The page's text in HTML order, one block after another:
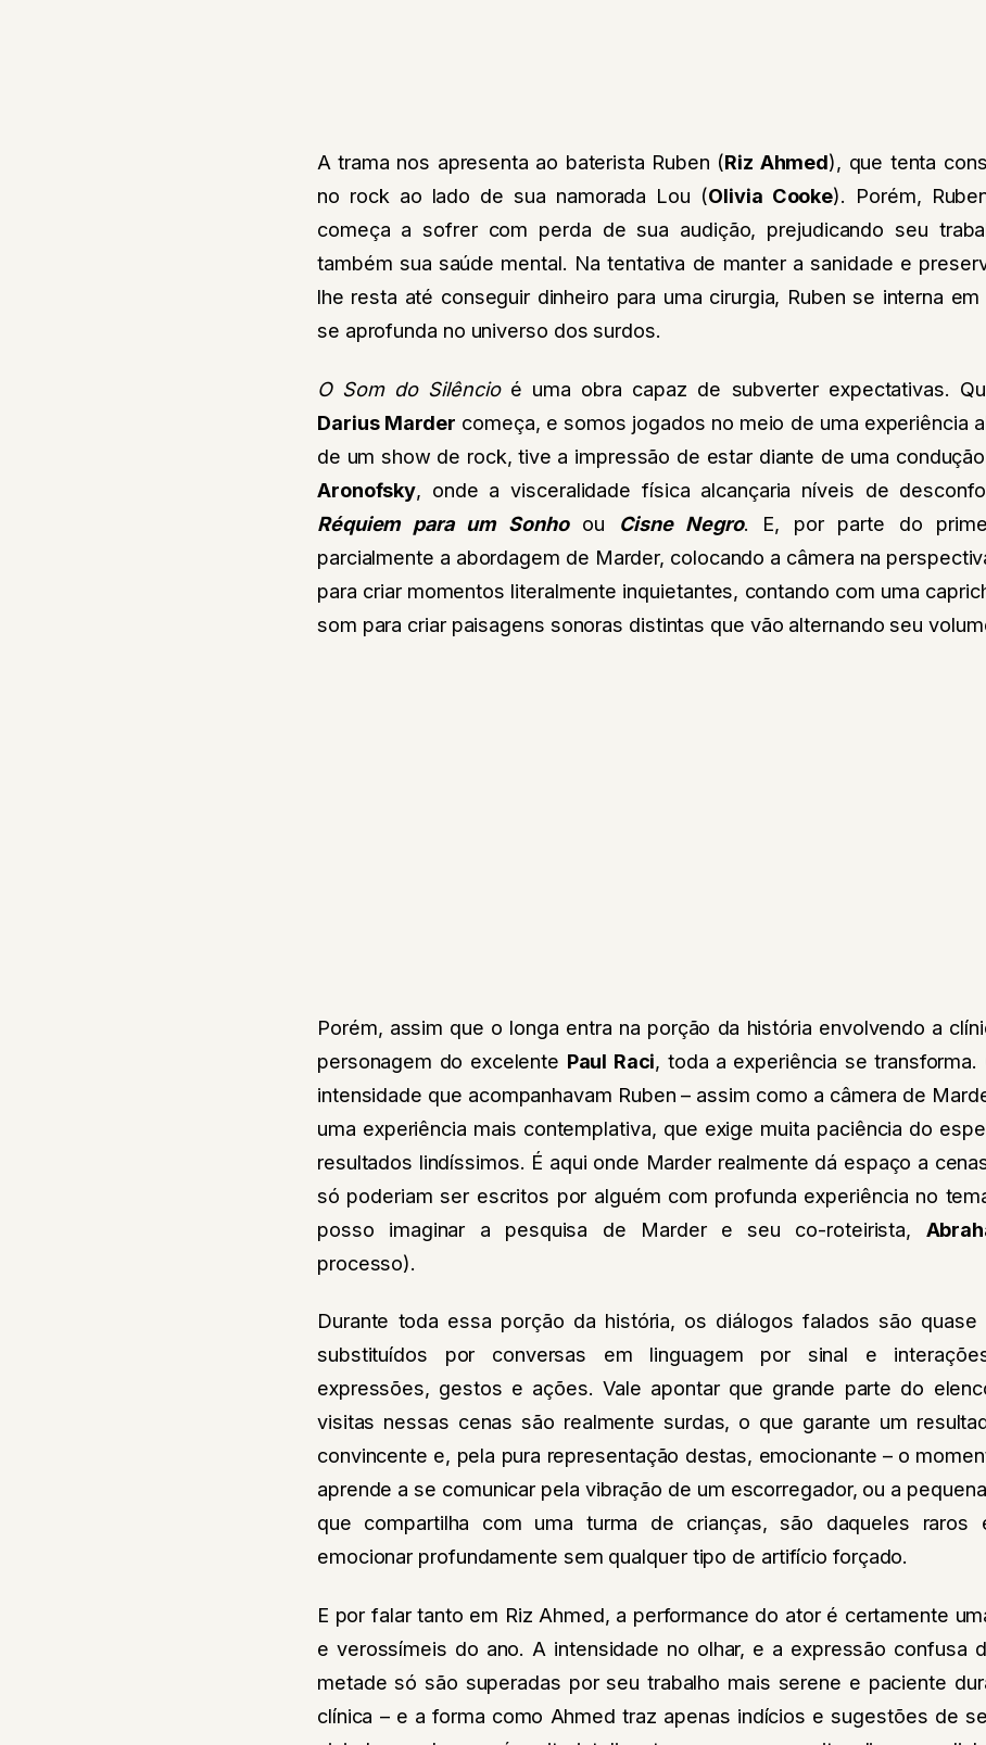
A trama nos apresenta ao baterista Ruben (Riz Ahmed), que tenta
no rock ao lado de sua namorada Lou (Olivia Cooke). Porém,
começa a sofrer com perda de sua audição, prejudicando seu
também sua saúde mental. Na tentativa de manter a sanidade e
lhe resta até conseguir dinheiro para uma cirurgia, Ruben se interna
se aprofunda no universo dos surdos.
O Som do Silêncioé uma obra capaz de subverter expectativas.
Darius Marder começa, e somos jogados no meio de uma experiência
de um show de rock, tive a impressão de estar diante de uma
Aronofsky, onde a visceralidade física alcançaria níveis de
Réquiem para um Sonhoou Cisne Negro. E, por parte do
parcialmente a abordagem de Marder, colocando a câmera na
para criar momentos literalmente inquietantes, contando com uma
som para criar paisagens sonoras distintas que vão alternando seu
Porém, assim que o longa entra na porção da história envolvendo a
personagem do excelente Paul Raci, toda a experiência se
intensidade que acompanhavam Ruben – assim como a câmera de
uma experiência mais contemplativa, que exige muita paciência do
resultados lindíssimos. É aqui onde Marder realmente dá espaço a
só poderiam ser escritos por alguém com profunda experiência no
posso imaginar a pesquisa de Marder e seu co-roteirista,
processo).
Durante toda essa porção da história, os diálogos falados são quase
substituídos por conversas em linguagem por sinal e
expressões, gestos e ações. Vale apontar que grande parte do
visitas nessas cenas são realmente surdas, o que garante um
convincente e, pela pura representação destas, emocionante – o
aprende a se comunicar pela vibração de um escorregador, ou a
que compartilha com uma turma de crianças, são daqueles raros
emocionar profundamente sem qualquer tipo de artifício forçado.
E por falar tanto em Riz Ahmed, a performance do ator é certamente
e verossímeis do ano. A intensidade no olhar, e a expressão confusa
metade só são superadas por seu trabalho mais serene e paciente
clínica – e a forma como Ahmed traz apenas indícios e sugestões de